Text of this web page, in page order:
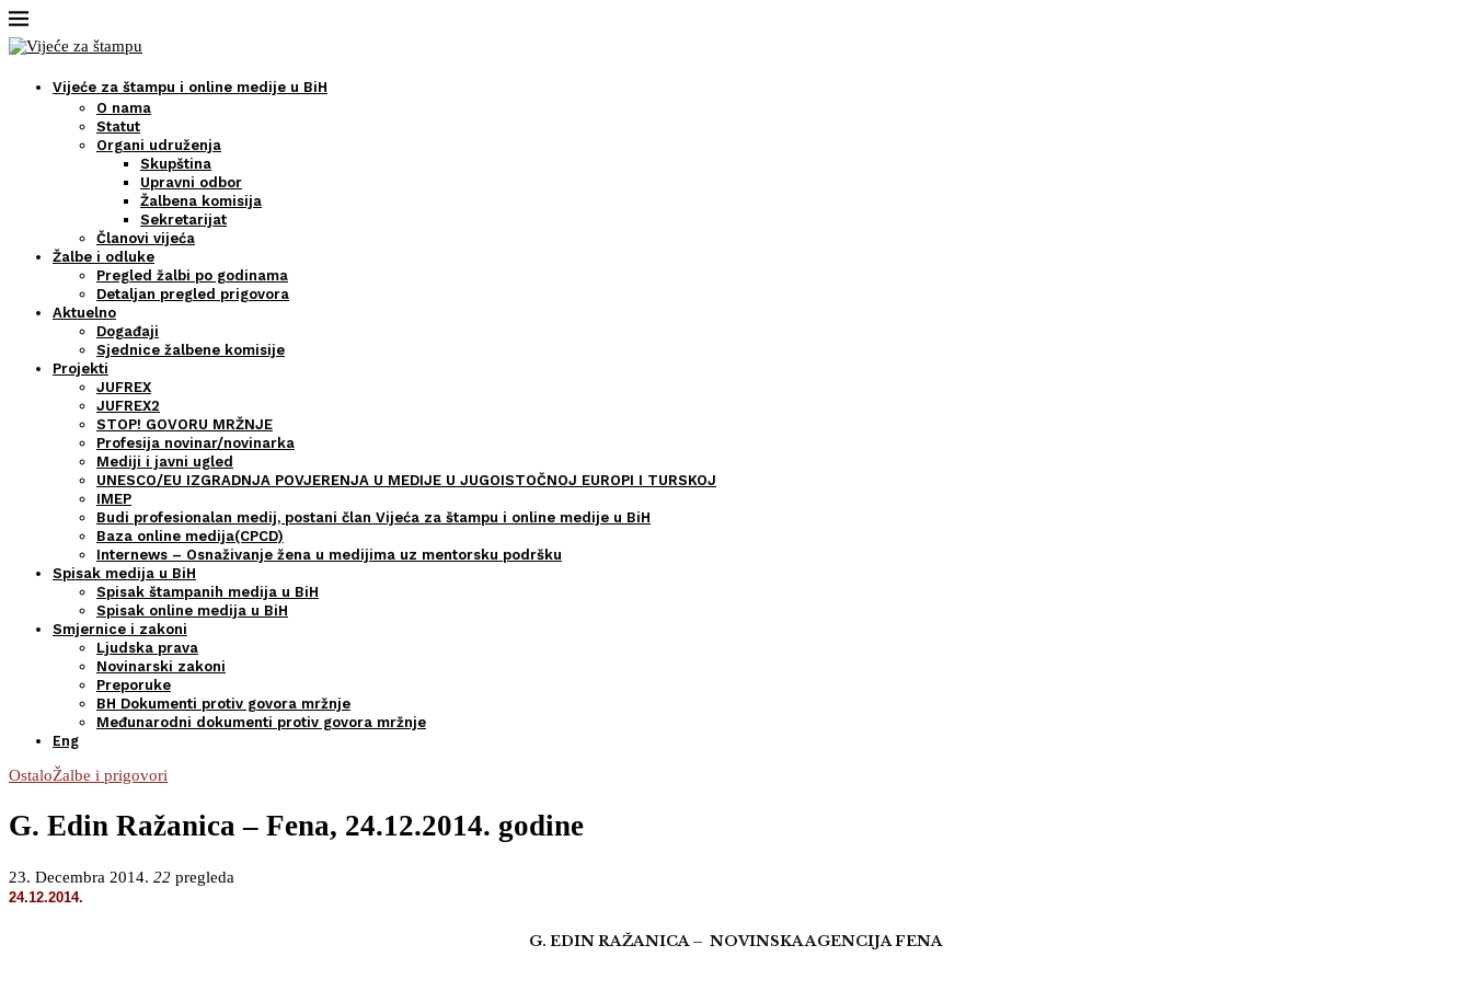
Vijeće za štampu i online medije u BiH
O nama
Statut
Organi udruženja
Skupština
Upravni odbor
Žalbena komisija
Sekretarijat
Članovi vijeća
Žalbe i odluke
Pregled žalbi po godinama
Detaljan pregled prigovora
Aktuelno
Događaji
Sjednice žalbene komisije
Projekti
JUFREX
JUFREX2
STOP! GOVORU MRŽNJE
Profesija novinar/novinarka
Mediji i javni ugled
UNESCO/EU IZGRADNJA POVJERENJA U MEDIJE U JUGOISTOČNOJ EUROPI I TURSKOJ
IMEP
Budi profesionalan medij, postani član Vijeća za štampu i online medije u BiH
Baza online medija(CPCD)
Internews – Osnaživanje žena u medijima uz mentorsku podršku
Spisak medija u BiH
Spisak štampanih medija u BiH
Spisak online medija u BiH
Smjernice i zakoni
Ljudska prava
Novinarski zakoni
Preporuke
BH Dokumenti protiv govora mržnje
Međunarodni dokumenti protiv govora mržnje
Eng
OstaloŽalbe i prigovori
G. Edin Ražanica – Fena, 24.12.2014. godine
23. Decembra 2014. 22 pregleda
24.12.2014.
G. EDIN RAŽANICA – NOVINSKA AGENCIJA FENA